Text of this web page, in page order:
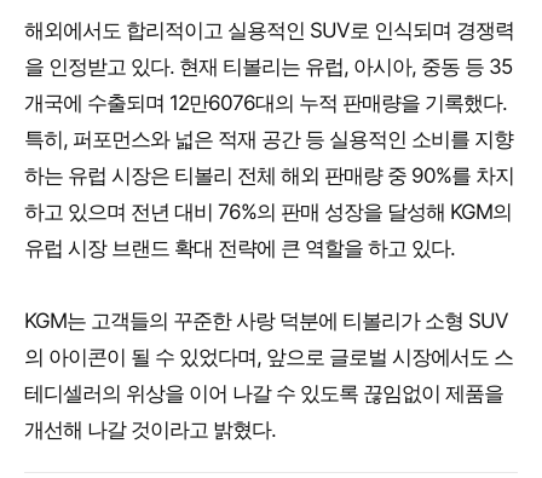
해외에서도 합리적이고 실용적인 SUV로 인식되며 경쟁력
을 인정받고 있다. 현재 티볼리는 유럽, 아시아, 중동 등 35
개국에 수출되며 12만6076대의 누적 판매량을 기록했다.
특히, 퍼포먼스와 넓은 적재 공간 등 실용적인 소비를 지향
하는 유럽 시장은 티볼리 전체 해외 판매량 중 90%를 차지
하고 있으며 전년 대비 76%의 판매 성장을 달성해 KGM의
유럽 시장 브랜드 확대 전략에 큰 역할을 하고 있다.
KGM는 고객들의 꾸준한 사랑 덕분에 티볼리가 소형 SUV
의 아이콘이 될 수 있었다며, 앞으로 글로벌 시장에서도 스
테디셀러의 위상을 이어 나갈 수 있도록 끊임없이 제품을
개선해 나갈 것이라고 밝혔다.